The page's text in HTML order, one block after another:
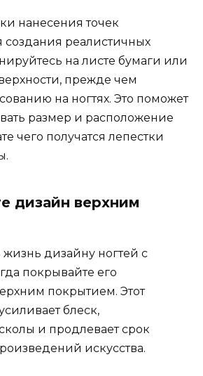
нанесения точек
реалистичных
на листе бумаги или
прежде чем
на ногтях. Это поможет
размер и расположение
чего получатся лепестки
дизайн верхним
дизайну ногтей с
покрывайте его
покрытием. Этот
блеск,
и продлевает срок
искусства.